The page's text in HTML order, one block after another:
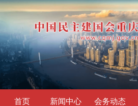
首页 新闻中心 会务动态